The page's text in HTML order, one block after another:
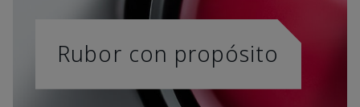
Rubor con propósito